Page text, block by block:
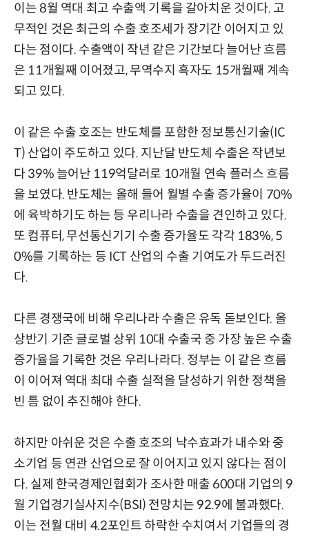
이는 8월 역대 최고 수출액 기록을 갈아치운 것이다. 고
무적인 것은 최근의 수출 호조세가 장기간 이어지고 있
다는 점이다. 수출액이 작년 같은 기간보다 늘어난 흐름
은 11개월째 이어졌고, 무역수지 흑자도 15개월째 계속
되고 있다.
이 같은 수출 호조는 반도체를 포함한 정보통신기술(IC
T) 산업이 주도하고 있다. 지난달 반도체 수출은 작년보
다 39% 늘어난 119억달러로 10개월 연속 플러스 흐름
을 보였다. 반도체는 올해 들어 월별 수출 증가율이 70%
에 육박하기도 하는 등 우리나라 수출을 견인하고 있다.
또 컴퓨터, 무선통신기기 수출 증가율도 각각 183%, 5
0%를 기록하는 등 ICT 산업의 수출 기여도가 두드러진
다.
다른 경쟁국에 비해 우리나라 수출은 유독 돋보인다. 올
상반기 기준 글로벌 상위 10대 수출국 중 가장 높은 수출
증가율을 기록한 것은 우리나라다. 정부는 이 같은 흐름
이 이어져 역대 최대 수출 실적을 달성하기 위한 정책을
빈 틈 없이 추진해야 한다.
하지만 아쉬운 것은 수출 호조의 낙수효과가 내수와 중
소기업 등 연관 산업으로 잘 이어지고 있지 않다는 점이
다. 실제 한국경제인협회가 조사한 매출 600대 기업의 9
월 기업경기실사지수(BSI) 전망치는 92.9에 불과했다.
이는 전월 대비 4.2포인트 하락한 수치여서 기업들의 경